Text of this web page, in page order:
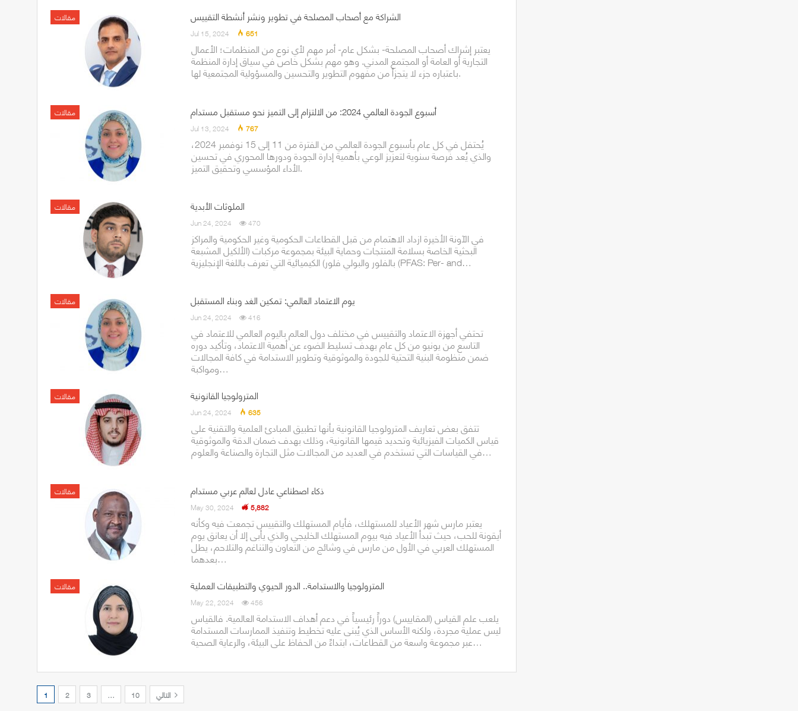
مقالات الشراكة مع أصحاب المصلحة في تطوير ونشر أنشطة التقييس
Jul 15, 2024 651
يعتبر إشراك أصحاب المصلحة- بشكل عام- أمر مهم لأي نوع من المنظمات؛ الأعمال
التجارية أو العامة أو المجتمع المدني. وهو مهم بشكل خاص في سياق إدارة المنظمة
باعتباره جزء لا يتجزأ من مفهوم التطوير والتحسين والمسؤولية المجتمعية لها.
مقالات أسبوع الجودة العالمي 2024: من الالتزام إلى التميز نحو مستقبل مستدام
Jul 13, 2024 767
يُحتفل في كل عام بأسبوع الجودة العالمي من الفترة من 11 إلى 15 نوفمبر 2024،
والذي يُعد فرصة سنوية لتعزيز الوعي بأهمية إدارة الجودة ودورها المحوري في تحسين
الأداء المؤسسي وتحقيق التميز.
مقالات الملوثات الأبدية
Jun 24, 2024 470
في الآونة الأخيرة ازداد الاهتمام من قبل القطاعات الحكومية وغير الحكومية والمراكز
البحثية الخاصة بسلامة المنتجات وحماية البيئة بمجموعة مركبات (الألكيل المشبعة
بالفلور والبولي فلور) الكيميائية التي تعرف باللغة الإنجليزية (PFAS: Per- and…
مقالات يوم الاعتماد العالمي: تمكين الغد وبناء المستقبل
Jun 24, 2024 416
تحتفي أجهزة الاعتماد والتقييس في مختلف دول العالم باليوم العالمي للاعتماد في
التاسع من يونيو من كل عام بهدف تسليط الضوء عن أهمية الاعتماد، وتأكيد دوره
ضمن منظومة البنية التحتية للجودة والموثوقية وتطوير الاستدامة في كافة المجالات
ومواكبة…
مقالات المترولوجيا القانونية
Jun 24, 2024 635
تتفق بعض تعاريف المترولوجيا القانونية بأنها تطبيق المبادئ العلمية والتقنية على
قياس الكميات الفيزيائية وتحديد قيمها القانونية، وذلك بهدف ضمان الدقة والموثوقية
في القياسات التي تستخدم في العديد من المجالات مثل التجارة والصناعة والعلوم…
مقالات ذكاء اصطناعي عادل لعالم عربي مستدام
May 30, 2024 5,882
يعتبر مارس شهر الأعياد للمستهلك، فأيام المستهلك والتقييس تجمعت فيه وكأنه
أيقونة للحب، حيث تبدأ الأعياد فيه بيوم المستهلك الخليجي والذي يأبى إلا أن يعانق يوم
المستهلك العربي في الأول من مارس في وشائج من التعاون والتناغم والتلاحم، يطل
بعدهما…
مقالات المترولوجيا والاستدامة.. الدور الحيوي والتطبيقات العملية
May 22, 2024 456
يلعب علم القياس (المقاييس) دوراً رئيسياً في دعم أهداف الاستدامة العالمية. فالقياس
ليس عملية مجردة، ولكنه الأساس الذي يُبنى عليه تخطيط وتنفيذ الممارسات المستدامة
عبر مجموعة واسعة من القطاعات، ابتداءً من الحفاظ على البيئة، والرعاية الصحية…
1 2 3 … 10